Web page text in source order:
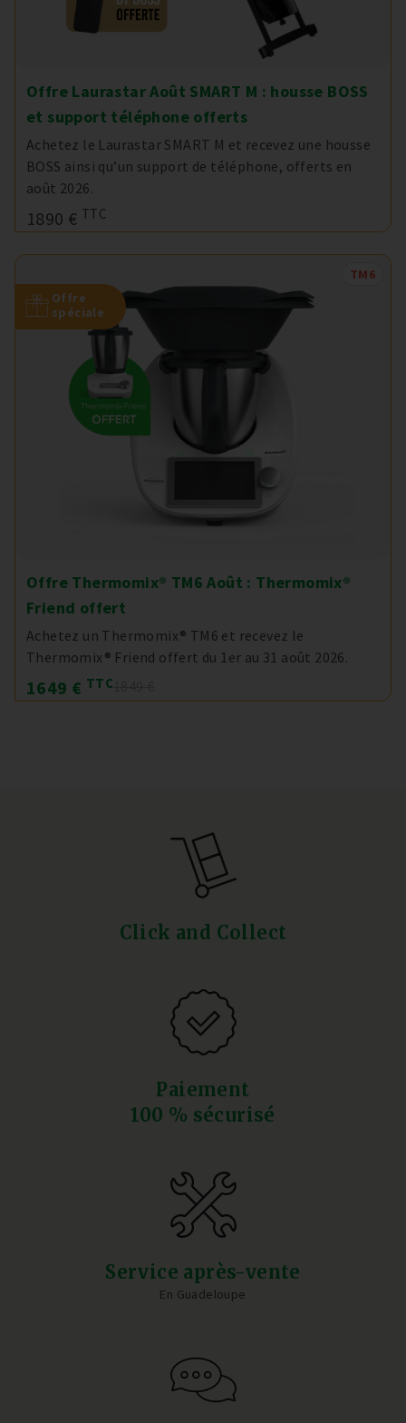
Offre Laurastar Août SMART M : housse BOSS
et support téléphone offerts
Achetez le Laurastar SMART M et recevez une housse
BOSS ainsi qu’un support de téléphone, offerts en
août 2026.
1890 € TTC
Offre
spéciale
TM6
Offre Thermomix® TM6 Août : Thermomix®
Friend offert
Achetez un Thermomix® TM6 et recevez le
Thermomix® Friend offert du 1er au 31 août 2026.
1649 € TTC
Click and Collect
Paiement
100 % sécurisé
Service après-vente
En Guadeloupe